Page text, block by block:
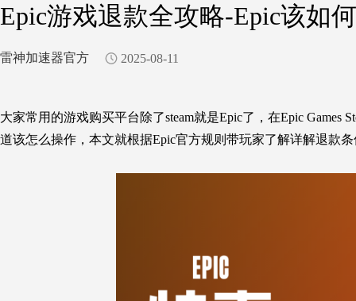
Epic游戏退款全攻略-Epic该如
雷神加速器官方 2025-08-11
大家常用的游戏购买平台除了steam就是Epic了， 在Epic Games
道该怎么操作 ， 本文就根据Epic官方规则 带玩家了解详解退款